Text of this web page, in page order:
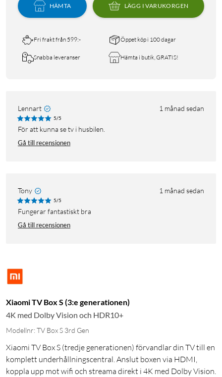
HÄMTA LÄGG I VARUKORGEN
Fri frakt från 599:- Öppet köp i 100 dagar
Snabba leveranser Hämta i butik, GRATIS!
Lennart 1 månad sedan
5/5
För att kunna se tv i husbilen.
Gå till recensionen
Tony 1 månad sedan
5/5
Fungerar fantastiskt bra
Gå till recensionen
Xiaomi TV Box S (3:e generationen)
4K med Dolby Vision och HDR10+
Modellnr: TV Box S 3rd Gen
Xiaomi TV Box S (tredje generationen) förvandlar din TV till en
komplett underhållningscentral. Anslut boxen via HDMI,
koppla upp mot wifi och streama direkt i 4K med Dolby Vision.